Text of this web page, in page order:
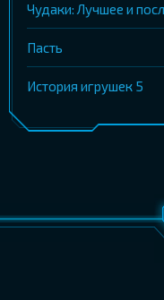
Чудаки: Лучшее и
Пасть
История игрушек 5